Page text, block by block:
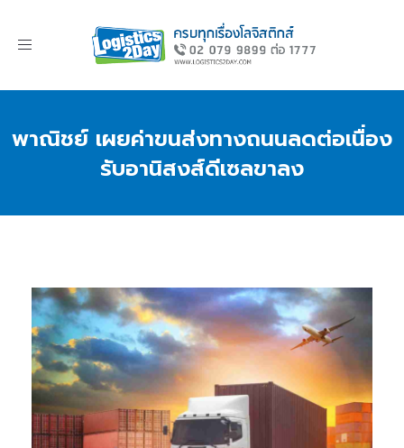
Toggle
พาณิชย์ เผยค่าขนส่งทางถนนลดต่อเนื่อง
รับอานิสงส์ดีเซลขาลง